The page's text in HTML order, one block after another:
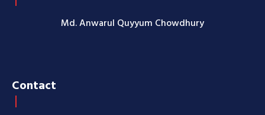
Md. Anwarul Quyyum Chowdhury
Contact